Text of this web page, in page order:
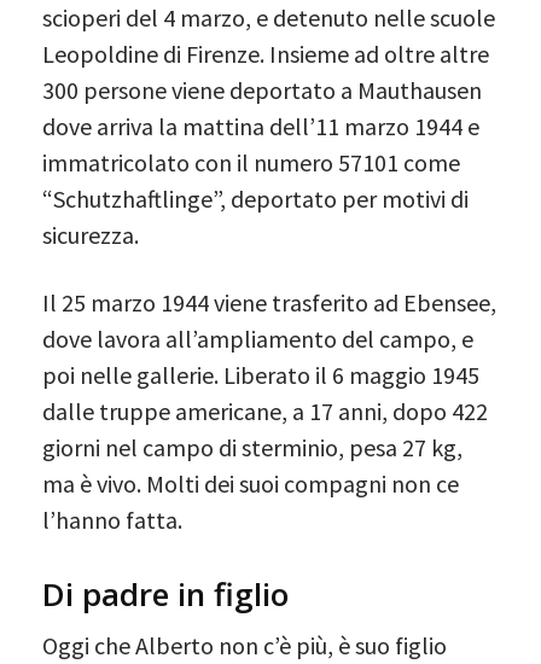
scioperi del 4 marzo, e detenuto nelle scuole
Leopoldine di Firenze. Insieme ad oltre altre
300 persone viene deportato a Mauthausen
dove arriva la mattina dell’11 marzo 1944 e
immatricolato con il numero 57101 come
“Schutzhaftlinge”, deportato per motivi di
sicurezza.
Il 25 marzo 1944 viene trasferito ad Ebensee,
dove lavora all’ampliamento del campo, e
poi nelle gallerie. Liberato il 6 maggio 1945
dalle truppe americane, a 17 anni, dopo 422
giorni nel campo di sterminio, pesa 27 kg,
ma è vivo. Molti dei suoi compagni non ce
l’hanno fatta.
Di padre in figlio
Oggi che Alberto non c’è più, è suo figlio